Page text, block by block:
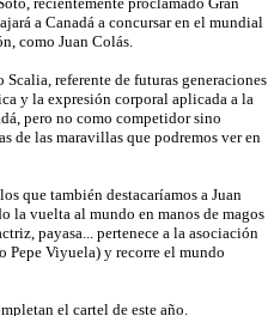
a Canadá a concursar en el mundial
como Juan Colás.
referente de futuras generaciones
y la expresión corporal aplicada a la
pero no como competidor sino
de las maravillas que podremos ver en
que también destacaríamos a Juan
la vuelta al mundo en manos de magos
payasa... pertenece a la asociación
Pepe Viyuela) y recorre el mundo
el cartel de este año.